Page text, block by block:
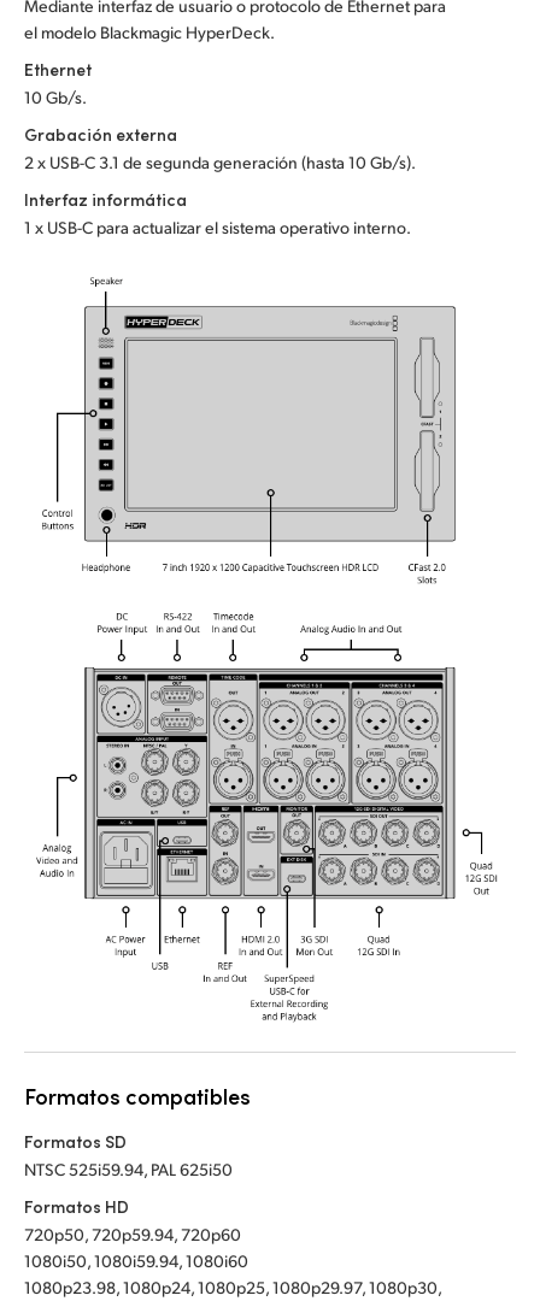
Mediante interfaz de usuario o protocolo de Ethernet para
el modelo Blackmagic HyperDeck.
Ethernet
10 Gb/s.
Grabación externa
2 x USB-C 3.1 de segunda generación (hasta 10 Gb/s).
Interfaz informática
1 x USB-C para actualizar el sistema operativo interno.
Formatos compatibles
Formatos SD
NTSC 525i59.94, PAL 625i50
Formatos HD
720p50, 720p59.94, 720p60
1080i50, 1080i59.94, 1080i60
1080p23.98, 1080p24, 1080p25, 1080p29.97, 1080p30,